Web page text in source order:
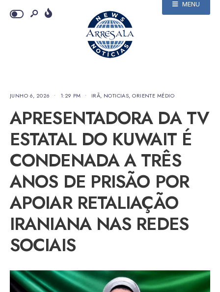
MENU
JUNHO 6, 2026 • 1:29 PM • IRÃ, NOTICIAS,ORIENTE MÉDIO
APRESENTADORA DA TV
ESTATAL DO KUWAIT É
CONDENADA A TRÊS
ANOS DE PRISÃO POR
APOIAR RETALIAÇÃO
IRANIANA NAS REDES
SOCIAIS